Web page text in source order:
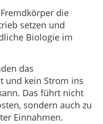
die
setzen und
Biologie im
das
und kein Strom ins
Das führt nicht
sondern auch zu
Einnahmen.